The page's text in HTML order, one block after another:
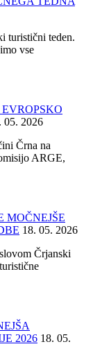
turistični teden.
vse
05. 2026
Črna na
ARGE,
MOČNEJŠE
18. 05. 2026
Črjanski
2026 18. 05.